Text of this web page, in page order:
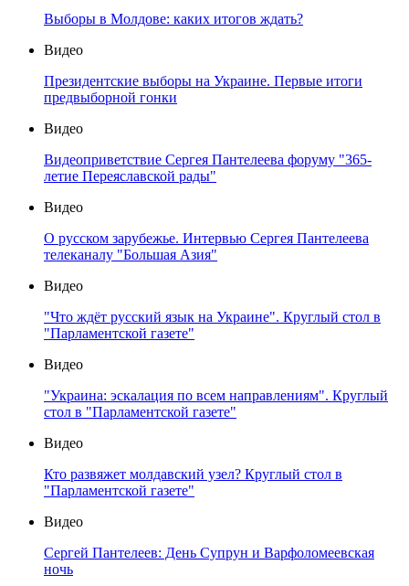
Выборы в Молдове: каких итогов ждать?
Видео
Президентские выборы на Украине. Первые итоги
предвыборной гонки
Видео
Видеоприветствие Сергея Пантелеева форуму "365-
летие Переяславской рады"
Видео
О русском зарубежье. Интервью Сергея Пантелеева
телеканалу "Большая Азия"
Видео
"Что ждёт русский язык на Украине". Круглый стол в
"Парламентской газете"
Видео
"Украина: эскалация по всем направлениям". Круглый
стол в "Парламентской газете"
Видео
Кто развяжет молдавский узел? Круглый стол в
"Парламентской газете"
Видео
Сергей Пантелеев: День Супрун и Варфоломеевская
ночь